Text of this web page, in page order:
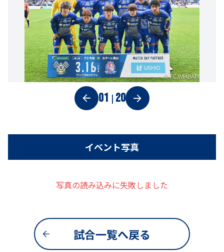
01 | 20
イベント写真
写真の読み込みに失敗しました
試合一覧へ戻る